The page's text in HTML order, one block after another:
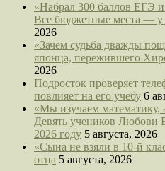
«Набрал 300 баллов ЕГЭ
Все бюджетные места — у
2026
«Зачем судьба дважды
японца, пережившего
2026
Подросток проверяет
повлияет на его учебу 6
«Мы изучаем математику,
Девять учеников Любови
2026 году 5 августа, 2026
«Сына не взяли в 10-й
отца 5 августа, 2026